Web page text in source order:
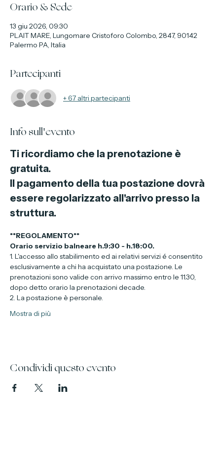
Orario & Sede
13 giu 2026, 09:30
Partecipanti
Info sull'evento
Ti ricordiamo che la prenotazione è
gratuita.
Il pagamento della tua postazione dovrà
essere regolarizzato all'arrivo presso la
**REGOLAMENTO**
Orario servizio balneare h.9:30 - h.18:00.
1. L'accesso allo stabilimento ed ai relativi servizi é consentito
esclusivamente a chi ha acquistato una postazione. Le
prenotazioni sono valide con arrivo massimo entro le 11.30,
dopo detto orario la prenotazioni decade.
2. La postazione è personale.
Condividi questo evento